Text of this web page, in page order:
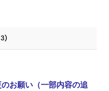
お願い（一部内容の追